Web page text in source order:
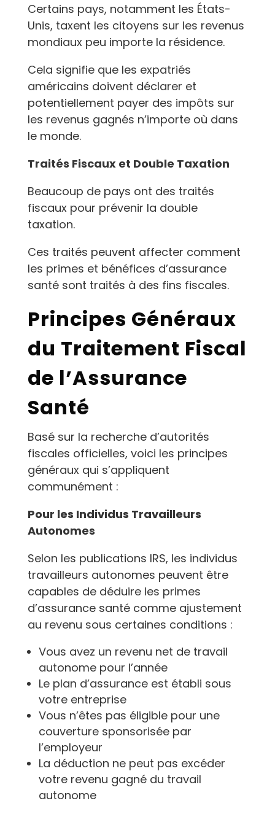
Certains pays, notamment les États-
Unis, taxent les citoyens sur les revenus
mondiaux peu importe la résidence.
Cela signifie que les expatriés
américains doivent déclarer et
potentiellement payer des impôts sur
les revenus gagnés n’importe où dans
le monde.
Traités Fiscaux et Double Taxation
Beaucoup de pays ont des traités
fiscaux pour prévenir la double
taxation.
Ces traités peuvent affecter comment
les primes et bénéfices d’assurance
santé sont traités à des fins fiscales.
Principes Généraux
du Traitement Fiscal
de l’Assurance
Santé
Basé sur la recherche d’autorités
fiscales officielles, voici les principes
généraux qui s’appliquent
communément :
Pour les Individus Travailleurs
Autonomes
Selon les publications IRS, les individus
travailleurs autonomes peuvent être
capables de déduire les primes
d’assurance santé comme ajustement
au revenu sous certaines conditions :
Vous avez un revenu net de travail
autonome pour l’année
Le plan d’assurance est établi sous
votre entreprise
Vous n’êtes pas éligible pour une
couverture sponsorisée par
l’employeur
La déduction ne peut pas excéder
votre revenu gagné du travail
autonome